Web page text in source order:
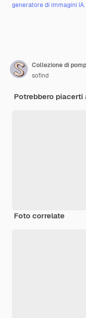
generatore di immagini IA.
Collezione di
sofind
Potrebbero piacerti
Foto correlate